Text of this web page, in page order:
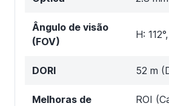
Ângulo de visão
(FOV)
H:
DORI 52 m
Melhoras de
ROI